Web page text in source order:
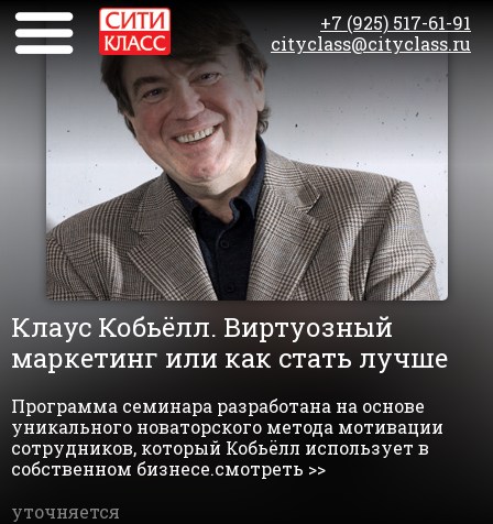
+7 (925) 517-61-91
cityclass@cityclass.ru
Клаус Кобьёлл. Виртуозный
маркетинг или как стать лучше
Программа семинара разработана на основе
уникального новаторского метода мотивации
сотрудников, который Кобьёлл использует в
собственном бизнесе.смотреть >>
уточняется